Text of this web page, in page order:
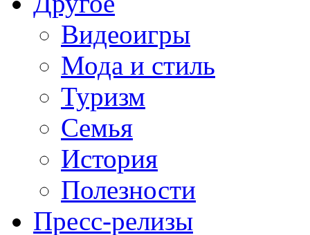
Видеоигры
Мода и стиль
Туризм
Семья
История
Полезности
Пресс-релизы